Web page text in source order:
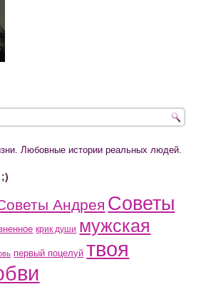
Любовные истории реальных людей.
Андрея Советы
крик души мужская
первый поцелуй твоя